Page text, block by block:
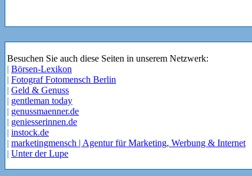
Besuchen Sie auch diese Seiten in unserem Netzwerk:
| Börsen-Lexikon
| Fotograf Fotomensch Berlin
| Geld & Genuss
| gentleman today
| genussmaenner.de
| geniesserinnen.de
| instock.de
| marketingmensch | Agentur für Marketing, Werbung & Internet
| Unter der Lupe